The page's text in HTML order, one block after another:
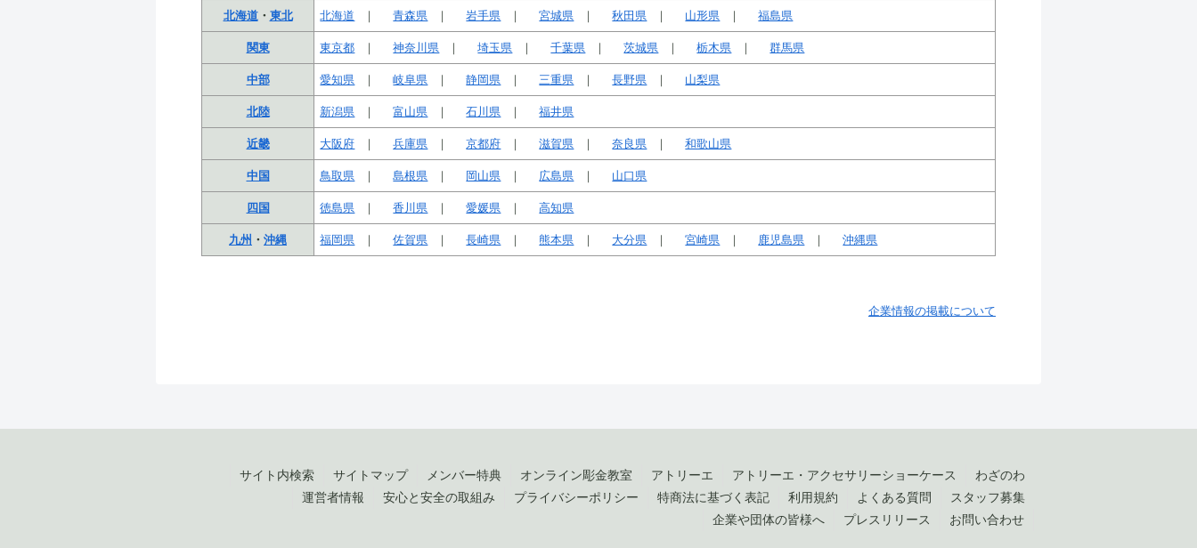
北海道・ 東北 北海道 青森県 岩手県 宮城県 秋田県 山形県 福島県
関東 東京都 神奈川県 埼玉県 千葉県 茨城県 栃木県 群馬県
中部 愛知県 岐阜県 静岡県 三重県 長野県 山梨県
北陸 新潟県 富山県 石川県 福井県
近畿 大阪府 兵庫県 京都府 滋賀県 奈良県 和歌山県
中国 鳥取県 島根県 岡山県 広島県 山口県
四国 徳島県 香川県 愛媛県 高知県
九州 ・ 沖縄 福岡県 佐賀県 長崎県 熊本県 大分県 宮崎県 鹿児島県 沖縄県
企業情報の掲載について
サイト内検索 サイトマップ メンバー特典 オンライン彫金教室 アトリーエ アトリーエ・アクセサリーショーケース
わざのわ
運営者情報
安心と安全の取組み プライバシーポリシー 特商法に基づく表記 利用規約 よくある質問
スタッフ募集
企業や団体の皆様へ
プレスリリース お問い合わせ